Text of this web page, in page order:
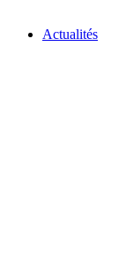
Actualités